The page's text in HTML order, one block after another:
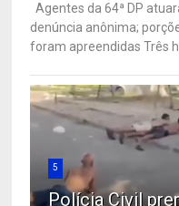
Agentes da 64ª DP
denúncia anônima;
foram apreendidas Três
5
Polícia Civil